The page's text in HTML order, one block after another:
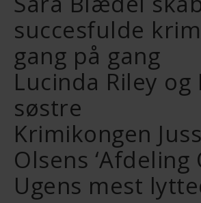
succesfulde
gang på gang
Lucinda Riley og
søstre
Krimikongen
Olsens ‘Afdeling
Ugens mest